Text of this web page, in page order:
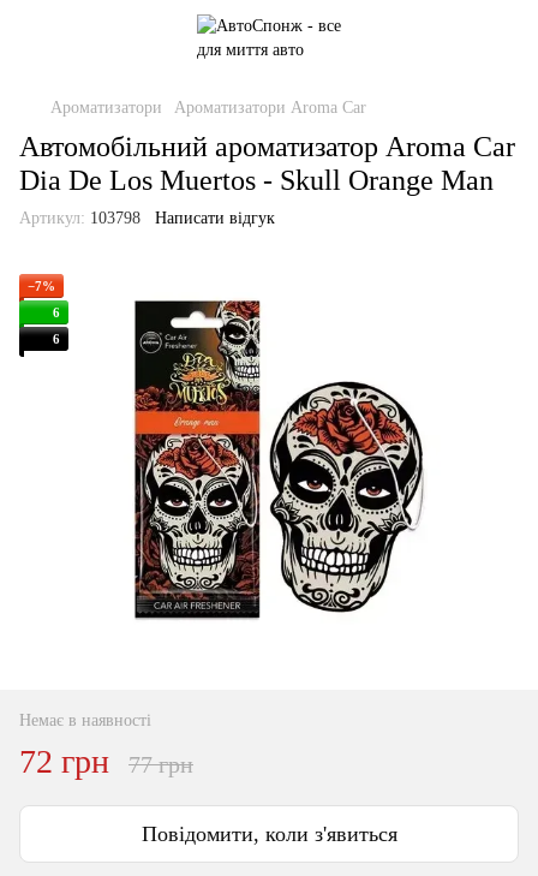
Ароматизатори Ароматизатори Aroma Car
Автомобільний ароматизатор Aroma Car
Dia De Los Muertos - Skull Orange Man
Артикул: 103798 Написати відгук
−7%
6
6
Немає в наявності
72 грн 77 грн
Повідомити, коли з'явиться